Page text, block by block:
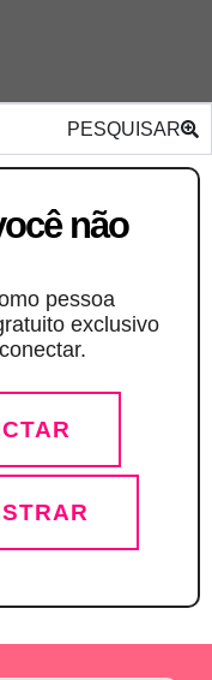
PESQUISAR
não
pessoa
exclusivo